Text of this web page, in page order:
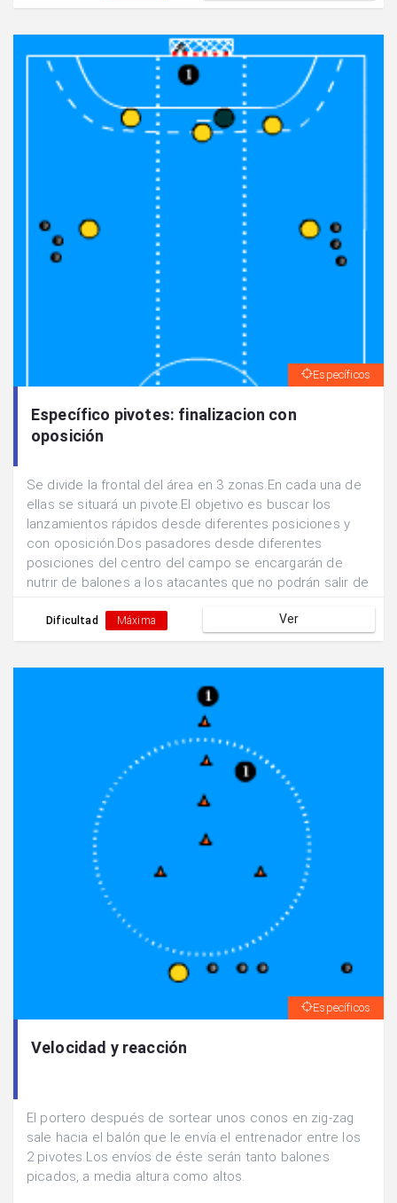
Específicos
Específico pivotes: finalizacion con
oposición
Se divide la frontal del área en 3 zonas.En cada una de
ellas se situará un pivote.El objetivo es buscar los
lanzamientos rápidos desde diferentes posiciones y
con oposición.Dos pasadores desde diferentes
posiciones del centro del campo se encargarán de
nutrir de balones a los atacantes que no podrán salir de
desplazarse líbremente para abortar la acción
ofensiva.Los atacantes tienen posibilidad de combinar
Dificultad Máxima Ver
Específicos
Velocidad y reacción
El portero después de sortear unos conos en zig-zag
sale hacia el balón que le envía el entrenador entre los
2 pivotes.Los envíos de éste serán tanto balones
picados, a media altura como altos.